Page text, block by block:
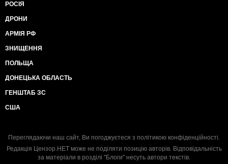
РОСІЯ
ДРОНИ
АРМІЯ РФ
ЗНИЩЕННЯ
ПОЛЬЩА
ДОНЕЦЬКА ОБЛАСТЬ
ГЕНШТАБ ЗС
США
Переглядаючи наш сайт, Ви погоджуєтеся з політикою конфіденційності.
Редакція Цензор.НЕТ може не поділяти позицію авторів. Відповідальність
за матеріали в розділі "Блоги" несуть автори текстів.